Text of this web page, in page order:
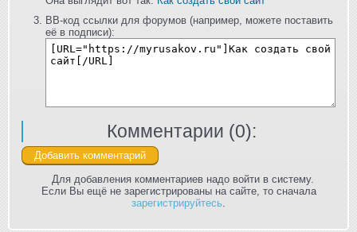
BB-код ссылки для форумов (например, можете поставить
её в подписи):
Комментарии (0):
Для добавления комментариев надо войти в систему.
Если Вы ещё не зарегистрированы на сайте, то сначала
зарегистрируйтесь